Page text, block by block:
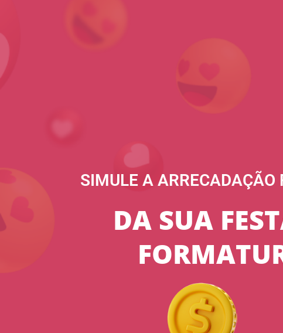
SIMULE A ARRECADAÇÃO
DA SUA